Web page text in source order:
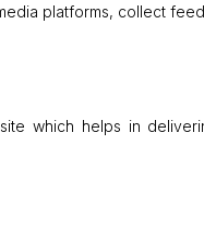
platforms, collect
which helps in